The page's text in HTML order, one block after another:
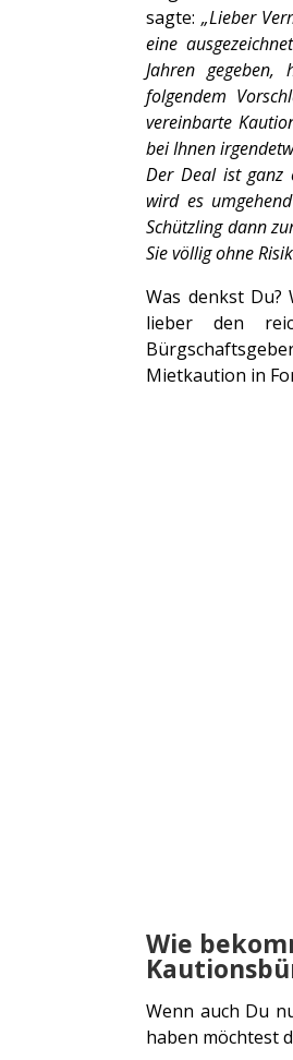
sagte: „Lieber
eine
Jahren
folgendem
vereinbarte
bei Ihnen
Der Deal ist ganz
wird es
Schützling dann
Sie völlig ohne
Was denkst Du?
lieber den
Mietkaution in
Wie
Wenn auch Du
haben möchtest